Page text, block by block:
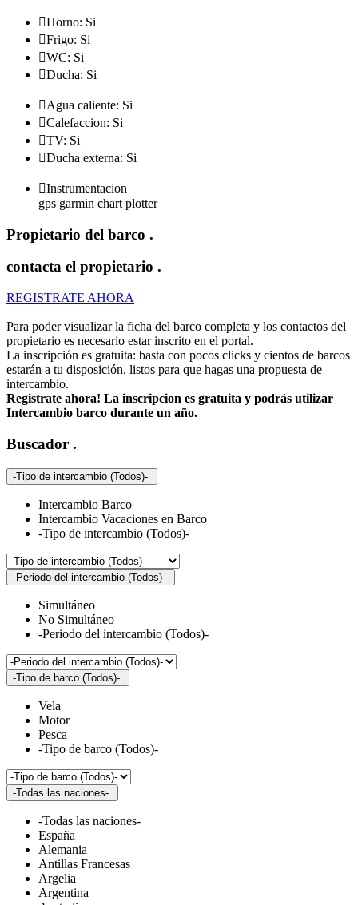
Horno: Si
Frigo: Si
WC: Si
Ducha: Si
Agua caliente: Si
Calefaccion: Si
TV: Si
Ducha externa: Si
Instrumentacion
gps garmin chart plotter
Propietario del barco .
contacta el propietario .
REGISTRATE AHORA
Para poder visualizar la ficha del barco completa y los contactos del
propietario es necesario estar inscrito en el portal.
La inscripción es gratuita: basta con pocos clicks y cientos de barcos
estarán a tu disposición, listos para que hagas una propuesta de
intercambio.
Registrate ahora! La inscripcion es gratuita y podrás utilizar
Intercambio barco durante un año.
Buscador .
-Tipo de intercambio (Todos)-
Intercambio Barco
Intercambio Vacaciones en Barco
-Tipo de intercambio (Todos)-
-Periodo del intercambio (Todos)-
Simultáneo
No Simultáneo
-Periodo del intercambio (Todos)-
-Tipo de barco (Todos)-
Vela
Motor
Pesca
-Tipo de barco (Todos)-
-Todas las naciones-
-Todas las naciones-
España
Alemania
Antillas Francesas
Argelia
Argentina